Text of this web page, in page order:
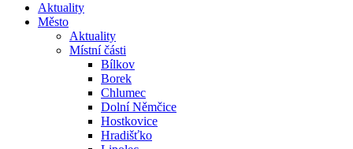
Aktuality
Město
Aktuality
Místní části
Bílkov
Borek
Chlumec
Dolní Němčice
Hostkovice
Hradišťko